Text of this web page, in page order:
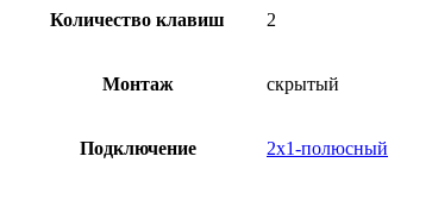
Количество клавиш 2
Монтаж скрытый
Подключение 2х1-полюсный